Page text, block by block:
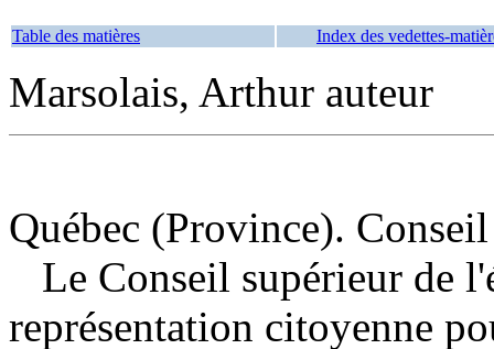
Table des matières Index des vedettes-
Marsolais, Arthur auteur
Québec (Province).
Le Conseil supérieur de
représentation citoyenne